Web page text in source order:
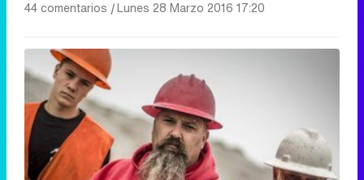
44 comentarios |Lunes 28 Marzo 2016 17:20